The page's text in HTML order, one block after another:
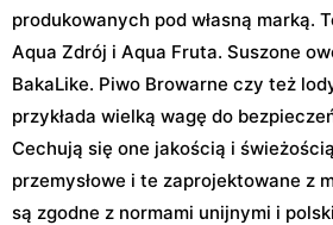
produkowanych pod własną marką.
Aqua Zdrój i Aqua Fruta. Suszone
BakaLike. Piwo Browarne czy też
przykłada wielką wagę do
Cechują się one jakością i
przemysłowe i te zaprojektowane z
są zgodne z normami unijnymi i